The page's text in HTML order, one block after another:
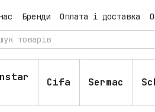
Бренди Оплата і доставка
користувача
Публічна оферта
Cifa Sermac